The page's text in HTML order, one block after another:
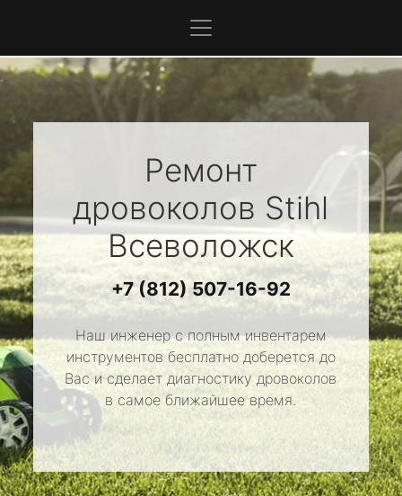
Ремонт
дровоколов Stihl
Всеволожск
+7 (812) 507-16-92
Наш инженер с полным инвентарем
инструментов бесплатно доберется до
Вас и сделает диагностику дровоколов
в самое ближайшее время.